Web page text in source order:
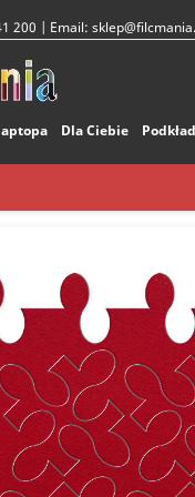
200 | Email:
Dla Ciebie